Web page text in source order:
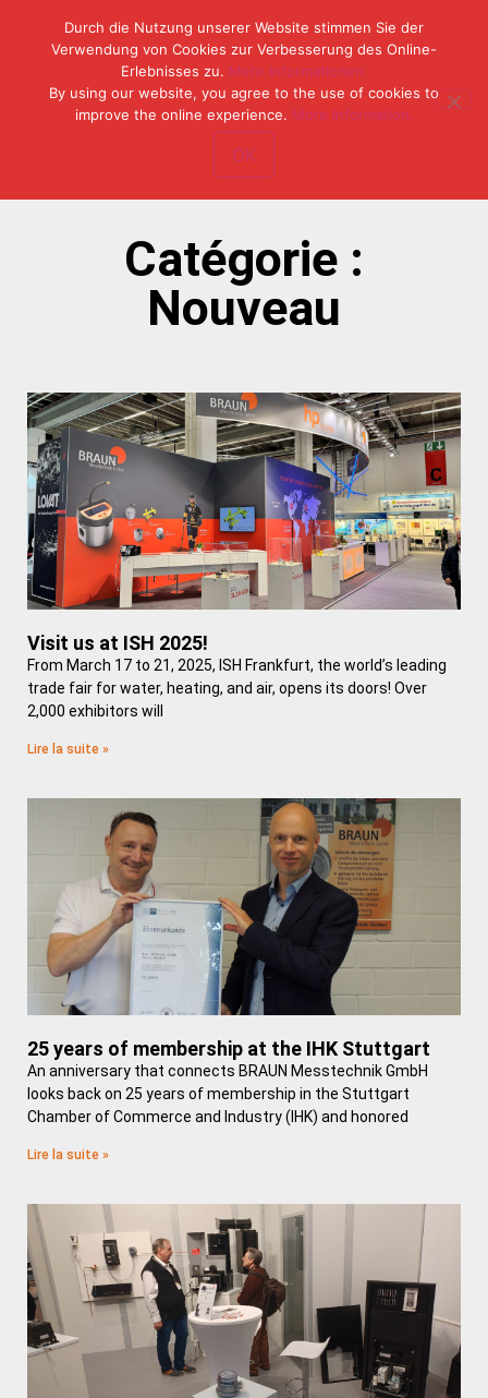
Tel: (49) 07153 / 970 11-0
Fax: (49) 07153 / 382 33
Catégorie :
Nouveau
Visit us at ISH 2025!
From March 17 to 21, 2025, ISH Frankfurt, the world’s leading
trade fair for water, heating, and air, opens its doors! Over
2,000 exhibitors will
Lire la suite »
25 years of membership at the IHK Stuttgart
An anniversary that connects BRAUN Messtechnik GmbH
looks back on 25 years of membership in the Stuttgart
Chamber of Commerce and Industry (IHK) and honored
Lire la suite »
Durch die Nutzung unserer Website stimmen Sie der
Verwendung von Cookies zur Verbesserung des Online-
Erlebnisses zu. Mehr Informationen.
By using our website, you agree to the use of cookies to
improve the online experience. More Information.
OK